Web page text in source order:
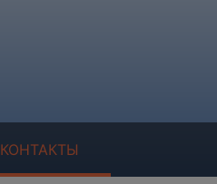
КОНТАКТЫ